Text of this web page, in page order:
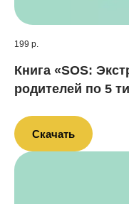
199 р.
Книга «SOS:
родителей по 5
Скачать